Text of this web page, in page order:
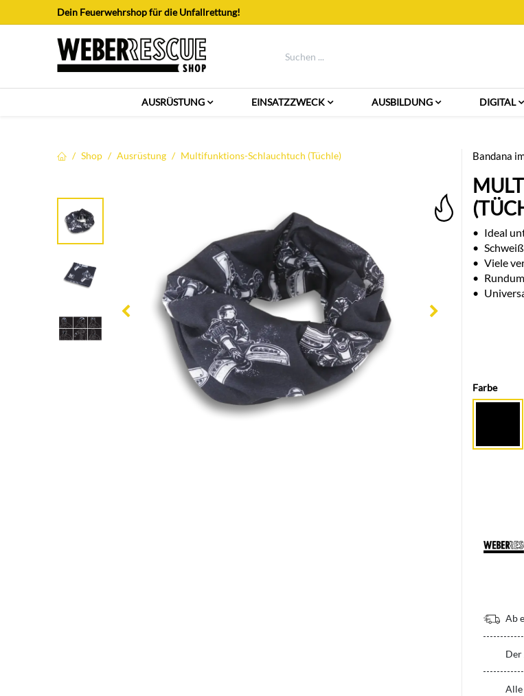
Zum Inhalt springenDein Feuerwehrshop für die Unfallrettung!
AUSRÜSTUNG EINSATZZWECK AUSBILDUNG DIGITAL
Shop Ausrüstung Multifunktions-Schlauchtuch (Tüchle) Bandana
• Ideal
•
• Viele
•
•
Farbe
Ab
Der
Alle